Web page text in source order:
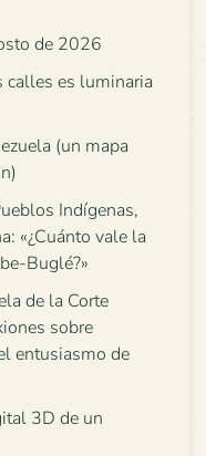
de 2026
calles es luminaria
(un mapa
Indígenas,
«¿Cuánto vale la
Buglé?»
de la Corte
sobre
entusiasmo de
3D de un